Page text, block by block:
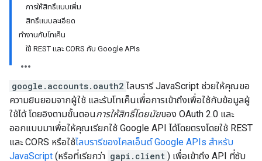
การให้สิทธิ์แบบเพิ่ม
สิทธิ์แบบละเอียด
ทำงานกับโทเค็น
ใช้ REST และ CORS กับ Google APIs
google.accounts.oauth2 ไลบรารี JavaScript ช่วยให้คุณขอ
ความยินยอมจากผู้ใช้ และรับโทเค็นเพื่อการเข้าถึงเพื่อใช้กับข้อมูลผู้
ใช้ได้ โดยอิงตามขั้นตอนการให้สิทธิ์โดยนัยของ OAuth 2.0 และ
ออกแบบมาเพื่อให้คุณเรียกใช้ Google API ได้โดยตรงโดยใช้ REST
และ CORS หรือใช้ไลบรารีของไคลเอ็นต์ Google APIs สำหรับ
JavaScript (หรือที่เรียกว่า gapi.client ) เพื่อเข้าถึง API ที่ซับ